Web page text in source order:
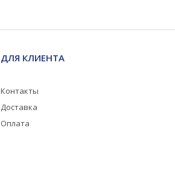
ДЛЯ КЛИЕНТА
Контакты
Доставка
Оплата